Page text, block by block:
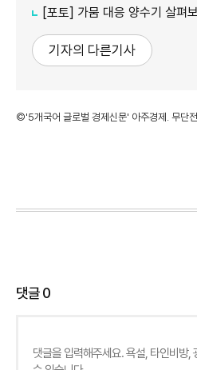
[포토] 가뭄 대응 양수기 살펴보
기자의 다른기사
©'5개국어 글로벌 경제신문' 아주경제. 무단전
댓글0